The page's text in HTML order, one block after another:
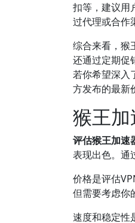
扣等，建议用
过代理或合作
综合来看，猴
还通过定期促
若你希望深入
方发布的最新
猴王加
评估猴王加速
表现出色。通
价格是评估
但需要考虑你
速度和稳定性